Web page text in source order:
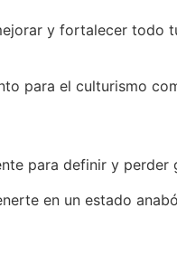
y fortalecer todo
para el culturismo
para definir y perder
en un estado